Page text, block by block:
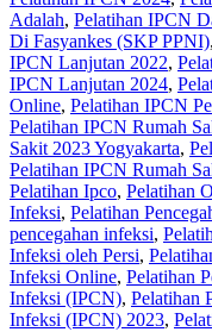
Adalah, Pelatihan IPCN
Di Fasyankes (SKP PPNI),
IPCN Lanjutan 2022,
IPCN Lanjutan 2024,
Online, Pelatihan IPCN
Pelatihan IPCN Rumah
Sakit 2023 Yogyakarta,
Pelatihan IPCN Rumah
Pelatihan Ipco, Pelatihan
Infeksi, Pelatihan
pencegahan infeksi,
Infeksi oleh Persi,
Infeksi Online, Pelatihan
Infeksi (IPCN), Pelatihan
Infeksi (IPCN) 2023,